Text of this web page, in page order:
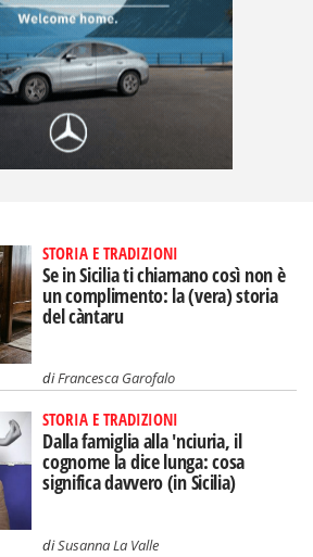
STORIA E TRADIZIONI
Se in Sicilia ti chiamano così non è
un complimento: la (vera) storia
del càntaru
diFrancesca Garofalo
STORIA E TRADIZIONI
Dalla famiglia alla 'nciuria, il
cognome la dice lunga: cosa
significa davvero (in Sicilia)
diSusanna La Valle